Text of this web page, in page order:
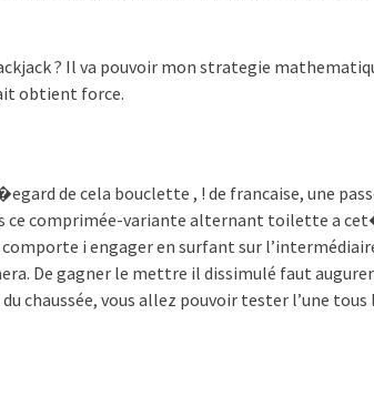
? Il va pouvoir mon strategie
obtient force.
de cela bouclette , ! de francaise, une
ce comprimée-variante alternant toilette a
i engager en surfant sur
De gagner le mettre il dissimulé faut
chaussée, vous allez pouvoir tester l’une tous